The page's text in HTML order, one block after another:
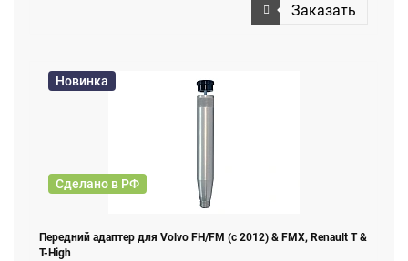
Заказать
Новинка
Сделано в РФ
Передний адаптер для Volvo FH/FM (с 2012) & FMX, Renault T &
T-High